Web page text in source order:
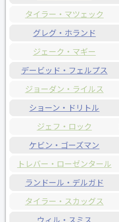
タイラー・マツェック
グレグ・ホランド
ジェーク・マギー
デービッド・フェルプス
ジョーダン・ライルス
ショーン・ドリトル
ジェフ・ロック
ケビン・ゴーズマン
トレバー・ローゼンタール
ランドール・デルガド
タイラー・スカッグス
ウィル・スミス